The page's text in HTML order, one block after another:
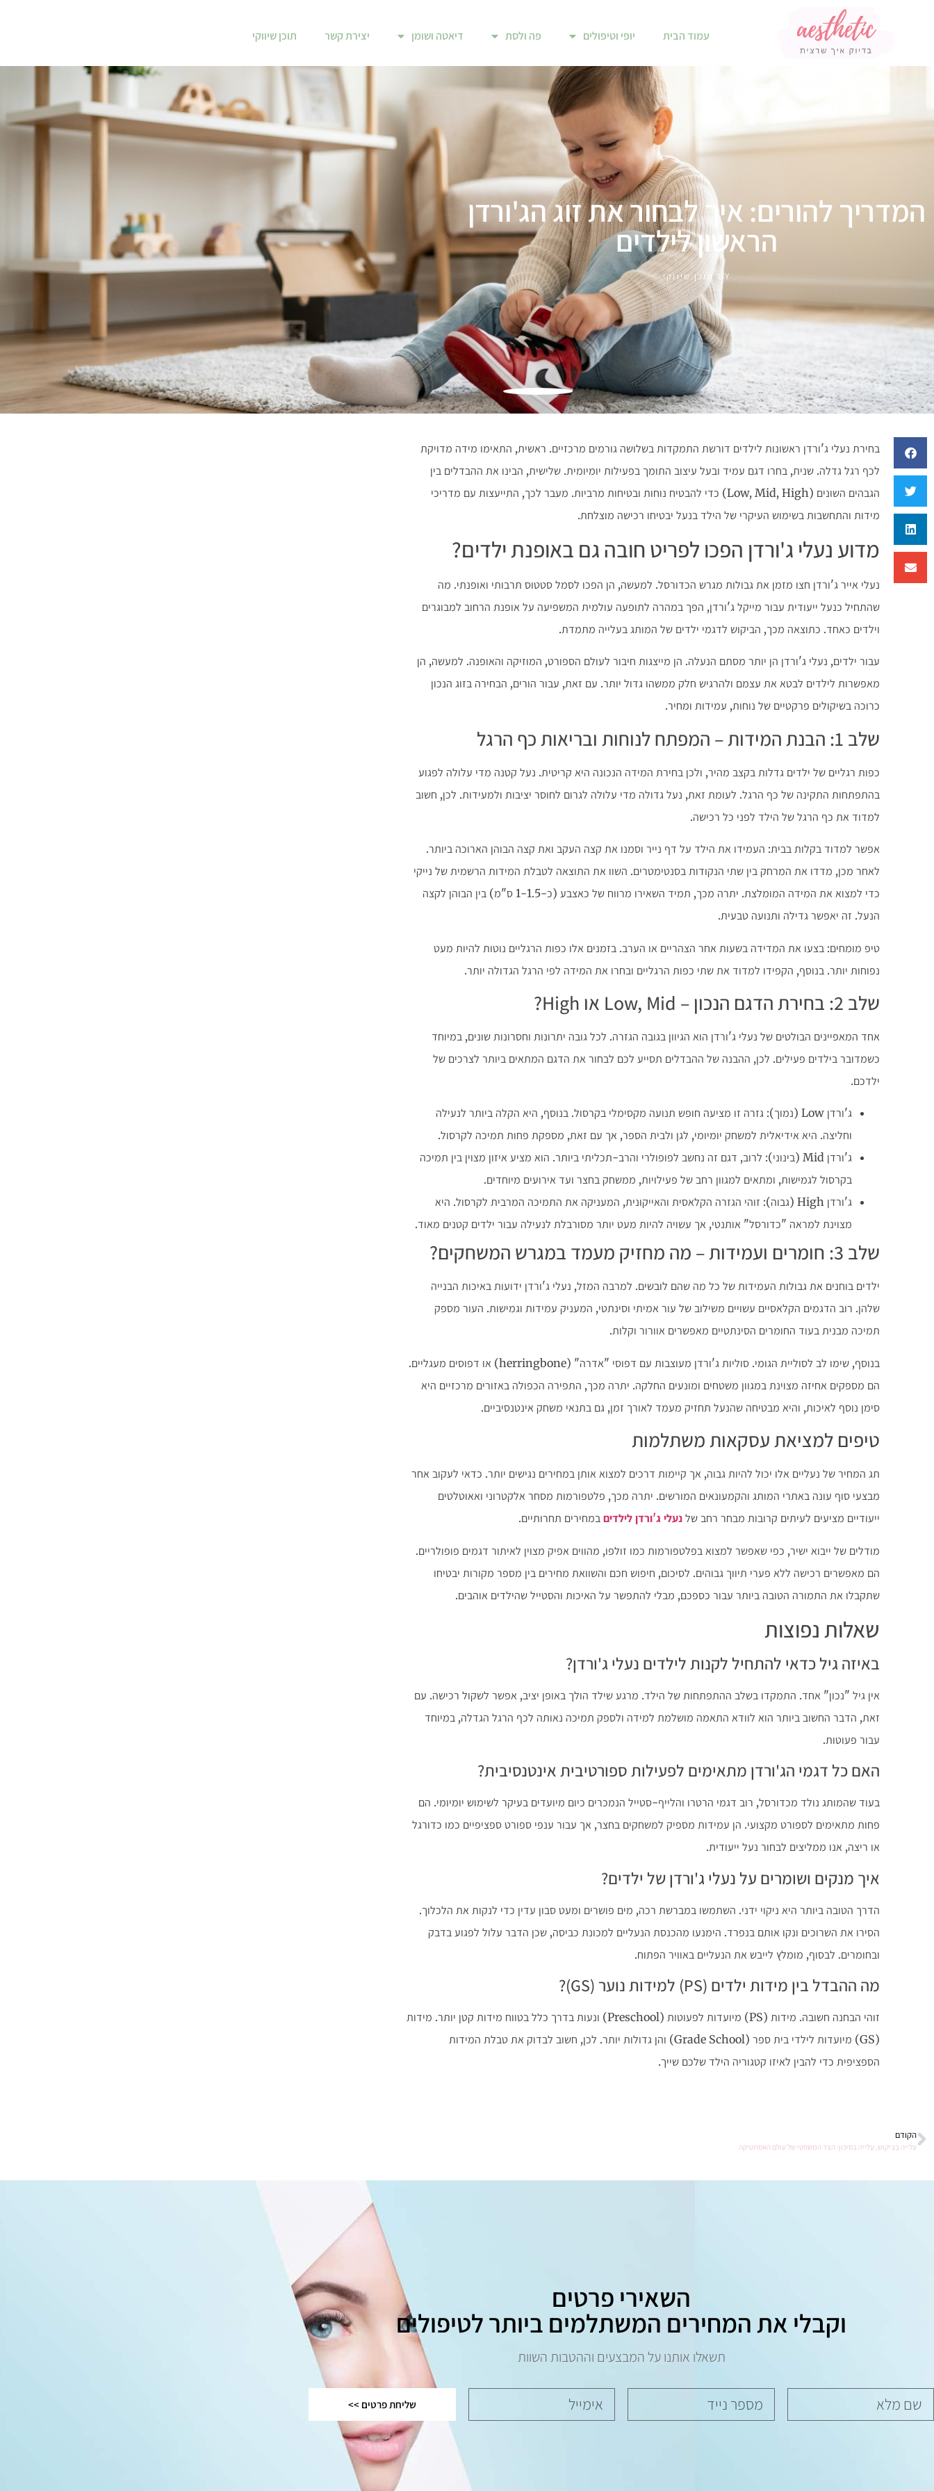
עמוד הבית יופי וטיפולים פה ולסת דיאטה ושומן יצירת קשר תוכן שיווקי
המדריך להורים: איך לבחור את זוג הג'ורדן
הראשון לילדים
BY תוכן שיווקי
בחירת נעלי ג'ורדן ראשונות לילדים דורשת התמקדות בשלושה גורמים מרכזיים. ראשית, התאימו מידה מדויקת
לכף רגל גדלה. שנית, בחרו דגם עמיד ובעל עיצוב התומך בפעילות יומיומית. שלישית, הבינו את ההבדלים בין
הגבהים השונים (Low, Mid, High) כדי להבטיח נוחות ובטיחות מרביות. מעבר לכך, התייעצות עם מדריכי
מידות והתחשבות בשימוש העיקרי של הילד בנעל יבטיחו רכישה מוצלחת.
מדוע נעלי ג'ורדן הפכו לפריט חובה גם באופנת ילדים?
נעלי אייר ג'ורדן חצו מזמן את גבולות מגרש הכדורסל. למעשה, הן הפכו לסמל סטטוס תרבותי ואופנתי. מה
שהתחיל כנעל ייעודית עבור מייקל ג'ורדן, הפך במהרה לתופעה עולמית המשפיעה על אופנת הרחוב למבוגרים
וילדים כאחד. כתוצאה מכך, הביקוש לדגמי ילדים של המותג בעלייה מתמדת.
עבור ילדים, נעלי ג'ורדן הן יותר מסתם הנעלה. הן מייצגות חיבור לעולם הספורט, המוזיקה והאופנה. למעשה, הן
מאפשרות לילדים לבטא את עצמם ולהרגיש חלק ממשהו גדול יותר. עם זאת, עבור הורים, הבחירה בזוג הנכון
כרוכה בשיקולים פרקטיים של נוחות, עמידות ומחיר.
שלב 1: הבנת המידות – המפתח לנוחות ובריאות כף הרגל
כפות רגליים של ילדים גדלות בקצב מהיר, ולכן בחירת המידה הנכונה היא קריטית. נעל קטנה מדי עלולה לפגוע
בהתפתחות התקינה של כף הרגל. לעומת זאת, נעל גדולה מדי עלולה לגרום לחוסר יציבות ולמעידות. לכן, חשוב
למדוד את כף הרגל של הילד לפני כל רכישה.
אפשר למדוד בקלות בבית: העמידו את הילד על דף נייר וסמנו את קצה העקב ואת קצה הבוהן הארוכה ביותר.
לאחר מכן, מדדו את המרחק בין שתי הנקודות בסנטימטרים. השוו את התוצאה לטבלת המידות הרשמית של נייקי
כדי למצוא את המידה המומלצת. יתרה מכך, תמיד השאירו מרווח של כאצבע (כ-1-1.5 ס"מ) בין הבוהן לקצה
הנעל. זה יאפשר גדילה ותנועה טבעית.
טיפ מומחים: בצעו את המדידה בשעות אחר הצהריים או הערב. בזמנים אלו כפות הרגליים נוטות להיות מעט
נפוחות יותר. בנוסף, הקפידו למדוד את שתי כפות הרגליים ובחרו את המידה לפי הרגל הגדולה יותר.
שלב 2: בחירת הדגם הנכון – Low, Mid או High?
אחד המאפיינים הבולטים של נעלי ג'ורדן הוא הגיוון בגובה הגזרה. לכל גובה יתרונות וחסרונות שונים, במיוחד
כשמדובר בילדים פעילים. לכן, ההבנה של ההבדלים תסייע לכם לבחור את הדגם המתאים ביותר לצרכים של
ילדכם.
ג'ורדן Low (נמוך): גזרה זו מציעה חופש תנועה מקסימלי בקרסול. בנוסף, היא הקלה ביותר לנעילה
וחליצה. היא אידיאלית למשחק יומיומי, לגן ולבית הספר, אך עם זאת, מספקת פחות תמיכה לקרסול.
ג'ורדן Mid (בינוני): לרוב, דגם זה נחשב לפופולרי והרב-תכליתי ביותר. הוא מציע איזון מצוין בין תמיכה
בקרסול לגמישות, ומתאים למגוון רחב של פעילויות, ממשחק בחצר ועד אירועים מיוחדים.
ג'ורדן High (גבוה): זוהי הגזרה הקלאסית והאייקונית, המעניקה את התמיכה המרבית לקרסול. היא
מצוינת למראה "כדורסל" אותנטי, אך עשויה להיות מעט יותר מסורבלת לנעילה עבור ילדים קטנים מאוד.
שלב 3: חומרים ועמידות – מה מחזיק מעמד במגרש המשחקים?
ילדים בוחנים את גבולות העמידות של כל מה שהם לובשים. למרבה המזל, נעלי ג'ורדן ידועות באיכות הבנייה
שלהן. רוב הדגמים הקלאסיים עשויים משילוב של עור אמיתי וסינתטי, המעניק עמידות וגמישות. העור מספק
תמיכה מבנית בעוד החומרים הסינתטיים מאפשרים אוורור וקלות.
בנוסף, שימו לב לסוליית הגומי. סוליות ג'ורדן מעוצבות עם דפוסי "אדרה" (herringbone) או דפוסים מעגליים.
הם מספקים אחיזה מצוינת במגוון משטחים ומונעים החלקה. יתרה מכך, התפירה הכפולה באזורים מרכזיים היא
סימן נוסף לאיכות, והיא מבטיחה שהנעל תחזיק מעמד לאורך זמן, גם בתנאי משחק אינטנסיביים.
טיפים למציאת עסקאות משתלמות
תג המחיר של נעליים אלו יכול להיות גבוה, אך קיימות דרכים למצוא אותן במחירים נגישים יותר. כדאי לעקוב אחר
מבצעי סוף עונה באתרי המותג והקמעונאים המורשים. יתרה מכך, פלטפורמות מסחר אלקטרוני ואאוטלטים
ייעודיים מציעים לעיתים קרובות מבחר רחב של נעלי ג'ורדן לילדים במחירים תחרותיים.
מודלים של ייבוא ישיר, כפי שאפשר למצוא בפלטפורמות כמו זולפו, מהווים אפיק מצוין לאיתור דגמים פופולריים.
הם מאפשרים רכישה ללא פערי תיווך גבוהים. לסיכום, חיפוש חכם והשוואת מחירים בין מספר מקורות יבטיחו
שתקבלו את התמורה הטובה ביותר עבור כספכם, מבלי להתפשר על האיכות והסטייל שהילדים אוהבים.
שאלות נפוצות
באיזה גיל כדאי להתחיל לקנות לילדים נעלי ג'ורדן?
אין גיל "נכון" אחד. התמקדו בשלב ההתפתחות של הילד. מרגע שילד הולך באופן יציב, אפשר לשקול רכישה. עם
זאת, הדבר החשוב ביותר הוא לוודא התאמה מושלמת למידה ולספק תמיכה נאותה לכף הרגל הגדלה, במיוחד
עבור פעוטות.
האם כל דגמי הג'ורדן מתאימים לפעילות ספורטיבית אינטנסיבית?
בעוד שהמותג נולד מכדורסל, רוב דגמי הרטרו והלייף-סטייל הנמכרים כיום מיועדים בעיקר לשימוש יומיומי. הם
פחות מתאימים לספורט מקצועי. הן עמידות מספיק למשחקים בחצר, אך עבור ענפי ספורט ספציפיים כמו כדורגל
או ריצה, אנו ממליצים לבחור נעל ייעודית.
איך מנקים ושומרים על נעלי ג'ורדן של ילדים?
הדרך הטובה ביותר היא ניקוי ידני. השתמשו במברשת רכה, מים פושרים ומעט סבון עדין כדי לנקות את הלכלוך.
הסירו את השרוכים ונקו אותם בנפרד. הימנעו מהכנסת הנעליים למכונת כביסה, שכן הדבר עלול לפגוע בדבק
ובחומרים. לבסוף, מומלץ לייבש את הנעליים באוויר הפתוח.
מה ההבדל בין מידות ילדים (PS) למידות נוער (GS)?
זוהי הבחנה חשובה. מידות (PS) מיועדות לפעוטות (Preschool) ונעות בדרך כלל בטווח מידות קטן יותר. מידות
(GS) מיועדות לילדי בית ספר (Grade School) והן גדולות יותר. לכן, חשוב לבדוק את טבלת המידות
הספציפית כדי להבין לאיזו קטגוריה הילד שלכם שייך.
הקודם
עלייה בביקוש, עלייה בסיכון: הצד המשפטי של עולם האסתטיקה
השאירי פרטים
וקבלי את המחירים המשתלמים ביותר לטיפולים
תשאלו אותנו על המבצעים וההטבות השוות
שליחת פרטים >>